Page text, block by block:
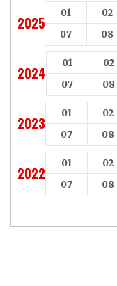
2025
01 02
07
08
2024
01 02
07
08
2023
01 02
07
08
2022
01 02
07
08